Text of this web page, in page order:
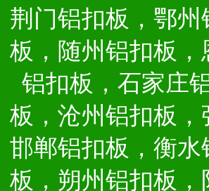
荆门铝扣板，鄂
板，随州铝扣板
铝扣板，石家庄
板，沧州铝扣板
邯郸铝扣板，衡
板，朔州铝扣板